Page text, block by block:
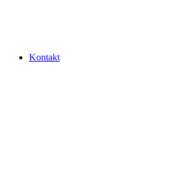
Kontakt